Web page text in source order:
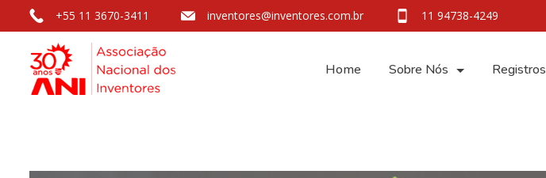
+55 11 3670-3411 inventores@inventores.com.br 11 94738-4249
Home Sobre Nós Registros